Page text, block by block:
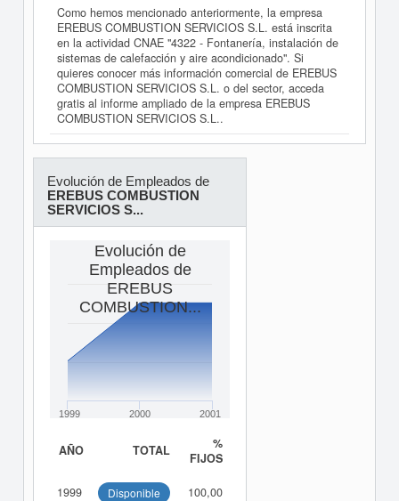
Como hemos mencionado anteriormente, la empresa
EREBUS COMBUSTION SERVICIOS S.L. está inscrita
en la actividad CNAE "4322 - Fontanería, instalación de
sistemas de calefacción y aire acondicionado". Si
quieres conocer más información comercial de EREBUS
COMBUSTION SERVICIOS S.L. o del sector, acceda
gratis al informe ampliado de la empresa EREBUS
COMBUSTION SERVICIOS S.L..
Evolución de Empleados de
EREBUS COMBUSTION
SERVICIOS S...
Evolución de
Empleados de
EREBUS
COMBUSTION...
1999 2000 2001
AÑO TOTAL
%
FIJOS
1999 Disponible 100,00